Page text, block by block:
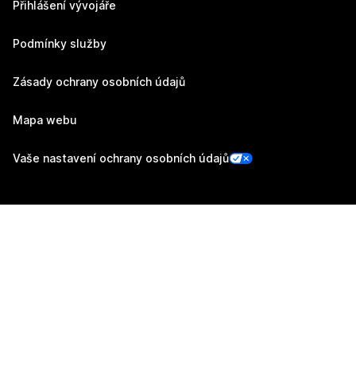
Přihlášení vývojáře
Podmínky služby
Zásady ochrany osobních údajů
Mapa webu
Vaše nastavení ochrany osobních údajů